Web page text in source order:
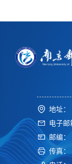
地址：
电子邮
邮编：
传真：